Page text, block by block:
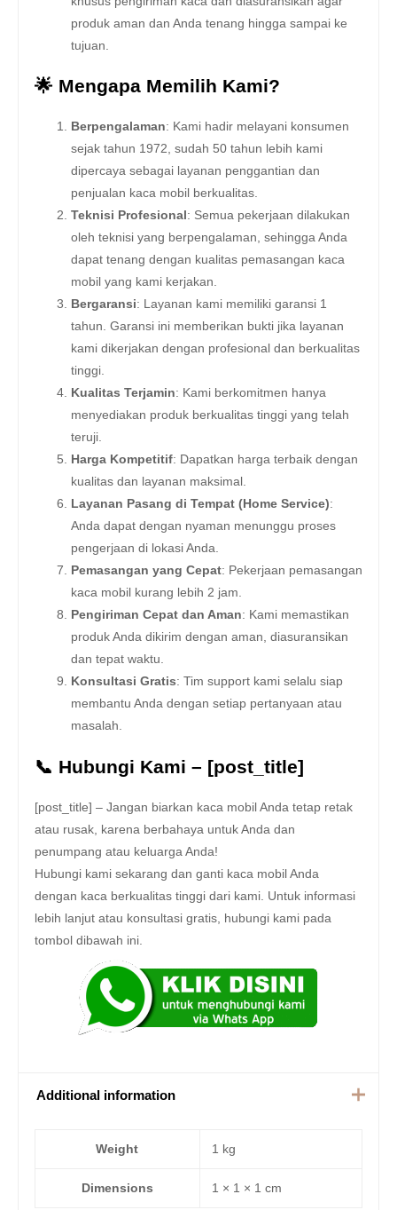
produk aman dan Anda tenang hingga sampai ke
tujuan.
🌟 Mengapa Memilih Kami?
Berpengalaman: Kami hadir melayani konsumen
sejak tahun 1972, sudah 50 tahun lebih kami
dipercaya sebagai layanan penggantian dan
penjualan kaca mobil berkualitas.
Teknisi Profesional : Semua pekerjaan dilakukan
oleh teknisi yang berpengalaman, sehingga Anda
dapat tenang dengan kualitas pemasangan kaca
mobil yang kami kerjakan.
Bergaransi: Layanan kami memiliki garansi 1
tahun. Garansi ini memberikan bukti jika layanan
kami dikerjakan dengan profesional dan berkualitas
tinggi.
Kualitas Terjamin: Kami berkomitmen hanya
menyediakan produk berkualitas tinggi yang telah
teruji.
Harga Kompetitif: Dapatkan harga terbaik dengan
kualitas dan layanan maksimal.
Layanan Pasang di Tempat (Home Service):
Anda dapat dengan nyaman menunggu proses
pengerjaan di lokasi Anda.
Pemasangan yang Cepat: Pekerjaan pemasangan
kaca mobil kurang lebih 2 jam.
Pengiriman Cepat dan Aman: Kami memastikan
produk Anda dikirim dengan aman, diasuransikan
dan tepat waktu.
Konsultasi Gratis: Tim support kami selalu siap
membantu Anda dengan setiap pertanyaan atau
masalah.
📞 Hubungi Kami – [post_title]
[post_title] – Jangan biarkan kaca mobil Anda tetap retak
atau rusak, karena berbahaya untuk Anda dan
penumpang atau keluarga Anda!
Hubungi kami sekarang dan ganti kaca mobil Anda
dengan kaca berkualitas tinggi dari kami. Untuk informasi
lebih lanjut atau konsultasi gratis, hubungi kami pada
tombol dibawah ini.
Additional information
Weight 1 kg
Dimensions 1 × 1 × 1 cm